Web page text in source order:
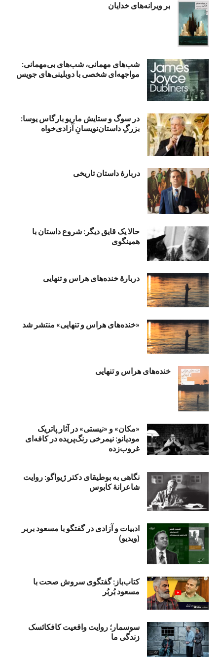
بر ویرانه‌های خدایان
شب‌های مهمانی، شب‌های بی‌مهمانی:
مواجهه‌ای شخصی با دوبلینی‌های جویس
در سوگ و ستایش ماریو بارگاس یوسا:
بزرگِ داستان‌نویسانِ آزادی‌خواه
دربارۀ داستان تاریخی
حالا یک قایق دیگر: شروع داستان با
همینگوی
دربارهٔ خنده‌های هراس و تنهایی
«خنده‌های هراس و تنهایی» منتشر شد
خنده‌های هراس و تنهایی
«مکان» و «نیستی» در آثار پاتریک
مودیانو: نیمرخی رنگ‌پریده در کافه‌ای
غروب‌زده
نگاهی به بوطیقای دکتر ژیواگو: روایت
شاعرانۀ کابوس
ادبیات و آزادی در گفتگو با مسعود بربر
(ویدیو)
کتاب‌باز: گفتگوی سروش صحت با
مسعود بُربُر
سوسمار؛ روایت واقعیت کافکائسک
زندگی ما